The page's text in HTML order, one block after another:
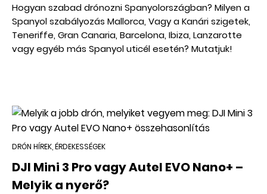
Hogyan szabad drónozni Spanyolországban? Milyen a
Spanyol szabályozás Mallorca, Vagy a Kanári szigetek,
Teneriffe, Gran Canaria, Barcelona, Ibiza, Lanzarotte
vagy egyéb más Spanyol uticél esetén? Mutatjuk!
DRÓN HÍREK, ÉRDEKESSÉGEK
DJI Mini 3 Pro vagy Autel EVO Nano+ –
Melyik a nyerő?